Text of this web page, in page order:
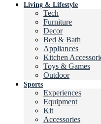
Living & Lifestyle
Tech
Furniture
Decor
Bed & Bath
Appliances
Kitchen
Toys & Games
Outdoor
Sports
Experiences
Equipment
Kit
Accessories